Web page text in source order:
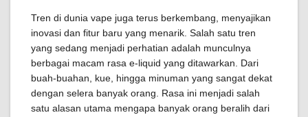
Tren di dunia vape juga terus berkembang, menyajikan
inovasi dan fitur baru yang menarik. Salah satu tren
yang sedang menjadi perhatian adalah munculnya
berbagai macam rasa e-liquid yang ditawarkan. Dari
buah-buahan, kue, hingga minuman yang sangat dekat
dengan selera banyak orang. Rasa ini menjadi salah
satu alasan utama mengapa banyak orang beralih dari